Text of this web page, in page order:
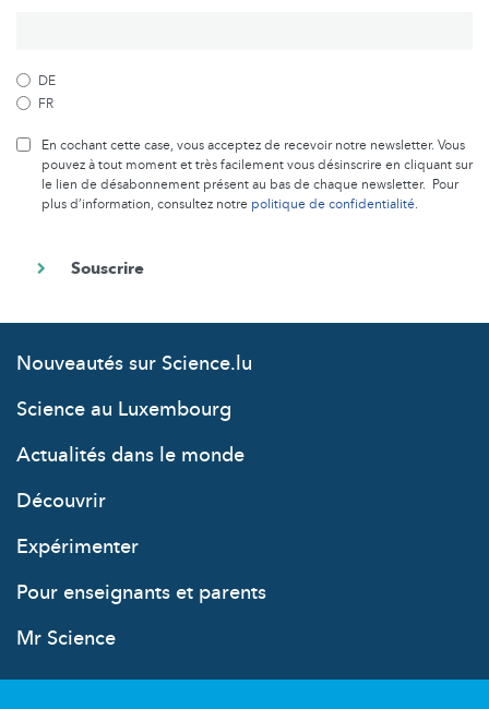
DE
FR
En cochant cette case, vous acceptez de recevoir notre newsletter. Vous
pouvez à tout moment et très facilement vous désinscrire en cliquant sur
le lien de désabonnement présent au bas de chaque newsletter. Pour
plus d’information, consultez notre politique de confidentialité.
Nouveautés sur Science.lu
Science au Luxembourg
Actualités dans le monde
Découvrir
Expérimenter
Pour enseignants et parents
Mr Science